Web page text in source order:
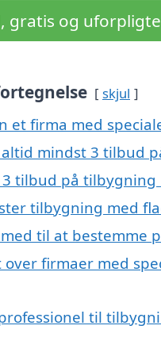
gratis og
skjul
et firma med
mindst 3 tilbud
3 tilbud på
tilbygning med
til at bestemme
over firmaer med
til